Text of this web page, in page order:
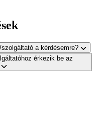
a kérdésemre?
érkezik be az